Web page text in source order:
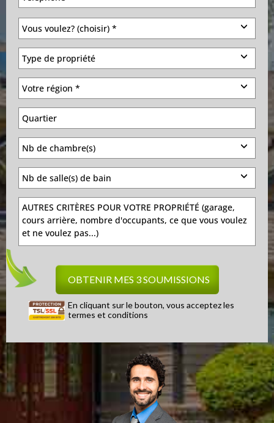
En cliquant sur le bouton, vous acceptez les
termes et conditions